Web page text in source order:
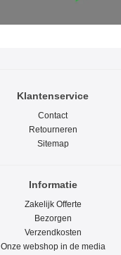
Klantenservice
Contact
Retourneren
Sitemap
Informatie
Zakelijk Offerte
Bezorgen
Verzendkosten
Onze webshop in de media